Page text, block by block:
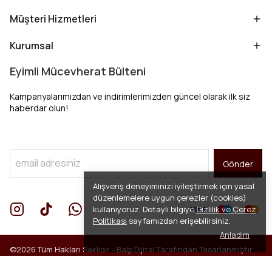
Alışveriş deneyiminizi iyileştirmek için yasal
düzenlemelere uygun çerezler (cookies)
kullanıyoruz. Detaylı bilgiyeGizlilik ve Çerez
Politikası sayfamızdan erişebilirsiniz.
Anladım
Müşteri Hizmetleri
Kurumsal
Eyimli Mücevherat Bülteni
Kampanyalarımızdan ve indirimlerimizden güncel olarak ilk siz
haberdar olun!
Gönder
©2026 Tüm Hakları Saklıdır - Balp Dijital Tarafından Tasarlanmıştır